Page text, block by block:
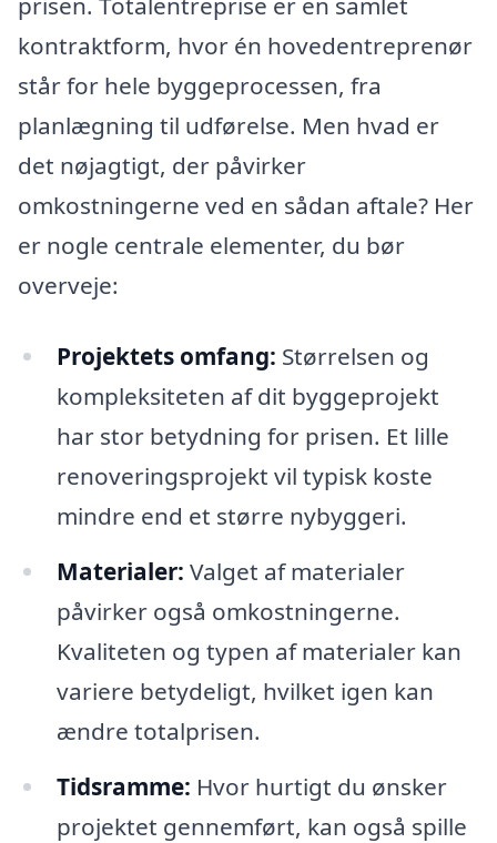
kontraktform, hvor én hovedentreprenør
står for hele byggeprocessen, fra
planlægning til udførelse. Men hvad er
det nøjagtigt, der påvirker
omkostningerne ved en sådan aftale? Her
er nogle centrale elementer, du bør
overveje:
Projektets omfang: Størrelsen og
kompleksiteten af dit byggeprojekt
har stor betydning for prisen. Et lille
renoveringsprojekt vil typisk koste
mindre end et større nybyggeri.
Materialer: Valget af materialer
påvirker også omkostningerne.
Kvaliteten og typen af materialer kan
variere betydeligt, hvilket igen kan
ændre totalprisen.
Tidsramme: Hvor hurtigt du ønsker
projektet gennemført, kan også spille